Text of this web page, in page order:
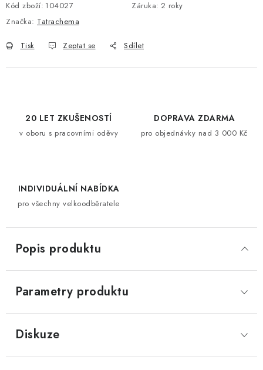
Kód zboží: 104027 Záruka: 2 roky
Značka: Tatrachema
Tisk Zeptat se Sdílet
20 LET ZKUŠENOSTÍ
v oboru s pracovními oděvy
DOPRAVA ZDARMA
pro objednávky nad 3 000 Kč
INDIVIDUÁLNÍ NABÍDKA
pro všechny velkoodběratele
Popis produktu
Parametry produktu
Diskuze